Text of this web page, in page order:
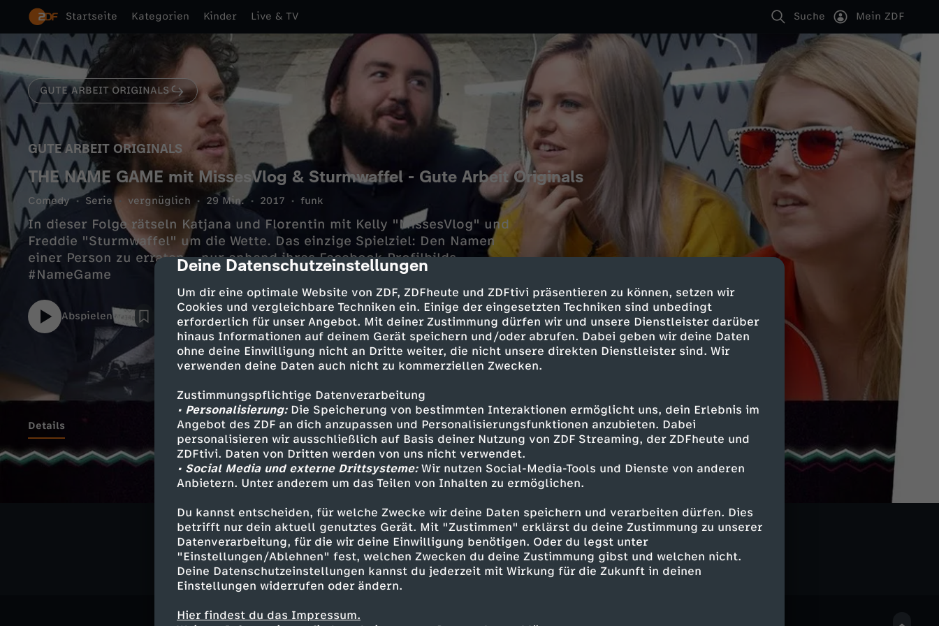
cmp-dialog-description
Deine Datenschutzeinstellungen
Um dir eine optimale Website von ZDF, ZDFheute und ZDFtivi präsentieren zu können, setzen wir
Cookies und vergleichbare Techniken ein. Einige der eingesetzten Techniken sind unbedingt
erforderlich für unser Angebot. Mit deiner Zustimmung dürfen wir und unsere Dienstleister darüber
hinaus Informationen auf deinem Gerät speichern und/oder abrufen. Dabei geben wir deine Daten
ohne deine Einwilligung nicht an Dritte weiter, die nicht unsere direkten Dienstleister sind. Wir
verwenden deine Daten auch nicht zu kommerziellen Zwecken.
Zustimmungspflichtige Datenverarbeitung
• Personalisierung:Die Speicherung von bestimmten Interaktionen ermöglicht uns, dein Erlebnis im
Angebot des ZDF an dich anzupassen und Personalisierungsfunktionen anzubieten. Dabei
personalisieren wir ausschließlich auf Basis deiner Nutzung von ZDF Streaming, der ZDFheute und
ZDFtivi. Daten von Dritten werden von uns nicht verwendet.
• Social Media und externe Drittsysteme:Wir nutzen Social-Media-Tools und Dienste von anderen
Anbietern. Unter anderem um das Teilen von Inhalten zu ermöglichen.
Du kannst entscheiden, für welche Zwecke wir deine Daten speichern und verarbeiten dürfen. Dies
betrifft nur dein aktuell genutztes Gerät. Mit "Zustimmen" erklärst du deine Zustimmung zu unserer
Datenverarbeitung, für die wir deine Einwilligung benötigen. Oder du legst unter
"Einstellungen/Ablehnen" fest, welchen Zwecken du deine Zustimmung gibst und welchen nicht.
Deine Datenschutzeinstellungen kannst du jederzeit mit Wirkung für die Zukunft in deinen
Einstellungen widerrufen oder ändern.
Hier findest du das Impressum.
Startseite Kategorien Kinder Live & TV Suche Mein ZDF
GUTE ARBEIT ORIGINALS
GUTE ARBEIT ORIGINALS
THE NAME GAME mit MissesVlog & Sturmwaffel - Gute Arbeit Originals
Comedy Serie vergnüglich 29 Min. 2017 funk
In dieser Folge rätseln Katjana und Florentin mit Kelly "MissesVlog" und
Freddie "Sturmwaffel" um die Wette. Das einzige Spielziel: Den Namen
einer Person zu erraten – nur anhand ihres Facebook-Profilbilds.
#NameGame
Abspielen
Details
Ähnliche Inhalte entdecken
Comedy Serie vergnüglich GUTE ARBEIT ORIGINALS